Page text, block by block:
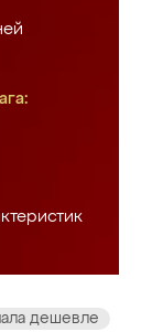
дешевле